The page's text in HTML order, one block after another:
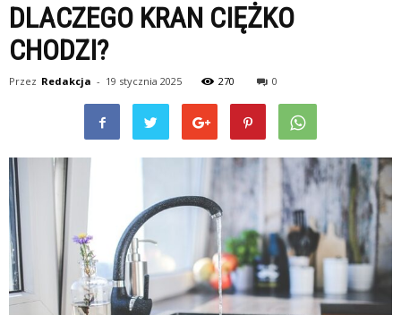
DLACZEGO KRAN CIĘŻKO
CHODZI?
Przez Redakcja - 19 stycznia 2025 270 0